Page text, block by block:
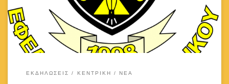
στηνοδό Αθηνάς 15 στη Λευκωσία.Οι εργασίες της Συνέλευσης
περιλαμβάνουν:
ΕΚΔΗΛΩΣΕΙΣ ΚΕΝΤΡΙΚΗ ΝΕΑ